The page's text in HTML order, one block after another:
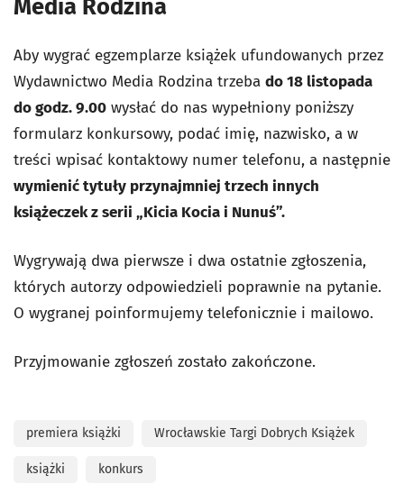
Media Rodzina
Aby wygrać egzemplarze książek ufundowanych przez
Wydawnictwo Media Rodzina trzeba do 18 listopada
do godz. 9.00 wysłać do nas wypełniony poniższy
formularz konkursowy, podać imię, nazwisko, a w
treści wpisać kontaktowy numer telefonu, a następnie
wymienić tytuły przynajmniej trzech innych
książeczek z serii „Kicia Kocia i Nunuś”.
Wygrywają dwa pierwsze i dwa ostatnie zgłoszenia,
których autorzy odpowiedzieli poprawnie na pytanie.
O wygranej poinformujemy telefonicznie i mailowo.
Przyjmowanie zgłoszeń zostało zakończone.
premiera książki Wrocławskie Targi Dobrych Książek
książki konkurs